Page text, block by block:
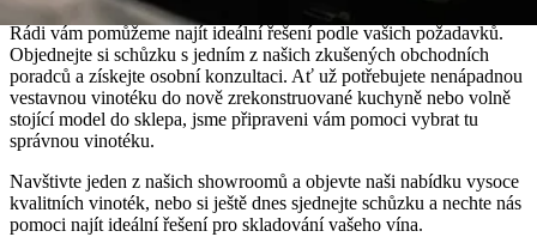
Rádi vám pomůžeme najít ideální řešení podle vašich požadavků.
Objednejte si schůzku s jedním z našich zkušených obchodních
poradců a získejte osobní konzultaci. Ať už potřebujete nenápadnou
vestavnou vinotéku do nově zrekonstruované kuchyně nebo volně
stojící model do sklepa, jsme připraveni vám pomoci vybrat tu
správnou vinotéku.
Navštivte jeden z našich showroomů a objevte naši nabídku vysoce
kvalitních vinoték, nebo si ještě dnes sjednejte schůzku a nechte nás
pomoci najít ideální řešení pro skladování vašeho vína.